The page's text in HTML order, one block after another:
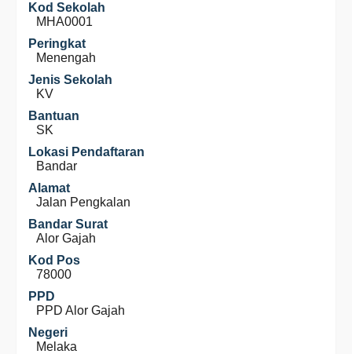
Kod Sekolah
MHA0001
Peringkat
Menengah
Jenis Sekolah
KV
Bantuan
SK
Lokasi Pendaftaran
Bandar
Alamat
Jalan Pengkalan
Bandar Surat
Alor Gajah
Kod Pos
78000
PPD
PPD Alor Gajah
Negeri
Melaka